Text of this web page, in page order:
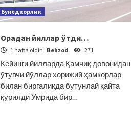
Бунёдкорлик
Орадан йиллар ўтди…
1 hafta oldin Behzod 271
Кейинги йилларда Қамчиқ довонидан
ўтувчи йўллар хорижий ҳамкорлар
билан биргаликда бутунлай қайта
қурилди Умрида бир…